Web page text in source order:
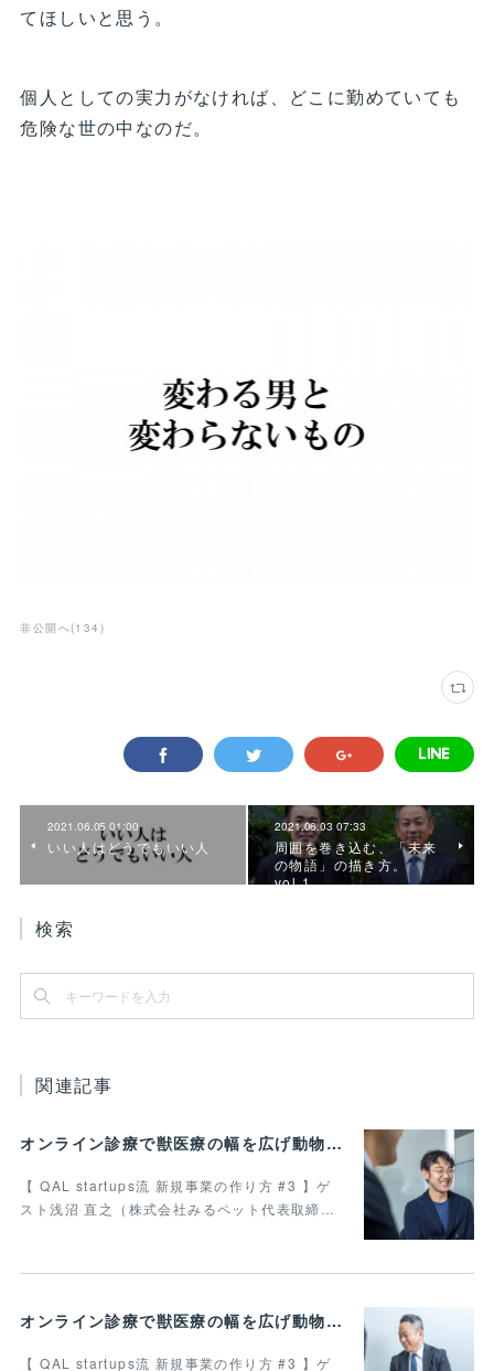
てほしいと思う。
個人としての実力がなければ、どこに勤めていても
危険な世の中なのだ。
非公開へ(134 )
2021.06.05 01:00
いい人はどうでもいい人
2021.06.03 07:33
周囲を巻き込む、「未来
の物語」の描き方。
vol.1
検索
関連記事
オンライン診療で獣医療の幅を広げ動物病院の業務効率化を叶えたい 最終回
【 QAL startups流 新規事業の作り方 #3 】ゲ
スト浅沼 直之（株式会社みるペット代表取締…
オンライン診療で獣医療の幅を広げ動物病院の業務効率化を叶えたい Vol.4
【 QAL startups流 新規事業の作り方 #3 】ゲ